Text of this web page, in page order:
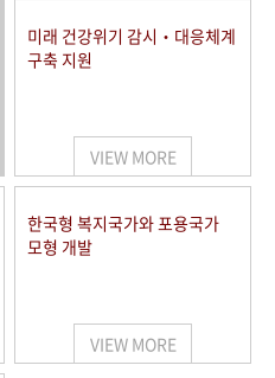
미래 건강위기 감시‧대응체계
구축 지원
VIEW MORE
한국형 복지국가와 포용국가
모형 개발
VIEW MORE